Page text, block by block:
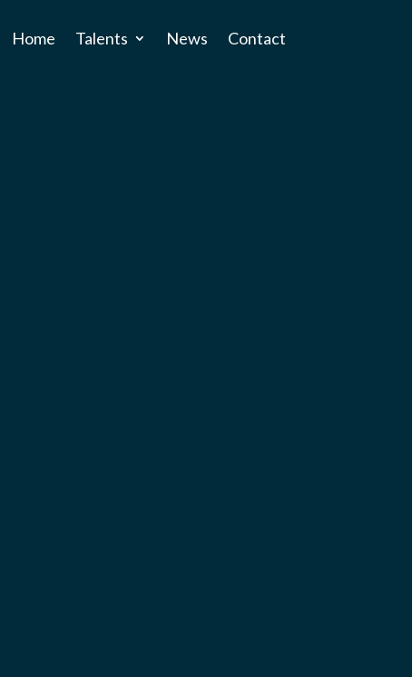
Home Talents News Contact